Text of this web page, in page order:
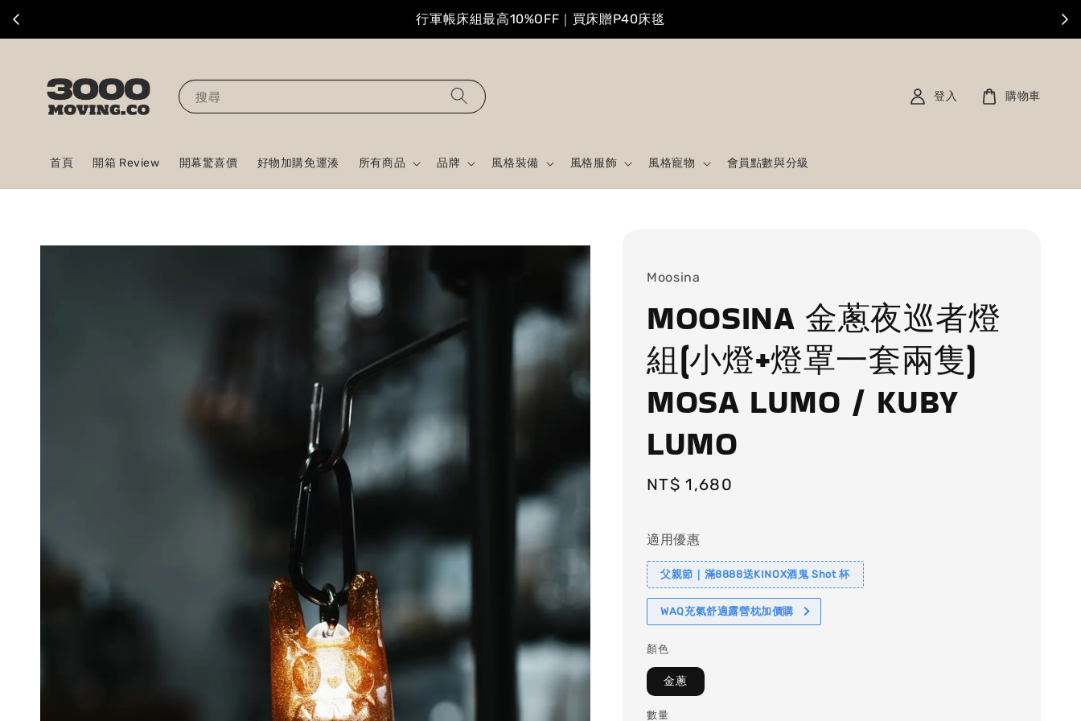
行軍帳床組最高10%OFF｜買床贈P40床毯
搜尋
首頁 開箱 Review 開幕驚喜價 好物加購免運湊 所有商品 品牌 風格裝備 風格服飾 風格寵物 會員點數與分級
登入 購物車
Moosina
MOOSINA 金蔥夜巡者燈
組(小燈+燈罩一套兩隻)
MOSA LUMO / KUBY
LUMO
Regular
NT$ 1,680
適用優惠
父親節｜滿8888送KINOX酒鬼 Shot 杯
WAQ充氣舒適露營枕加價購
顏色
金蔥
數量